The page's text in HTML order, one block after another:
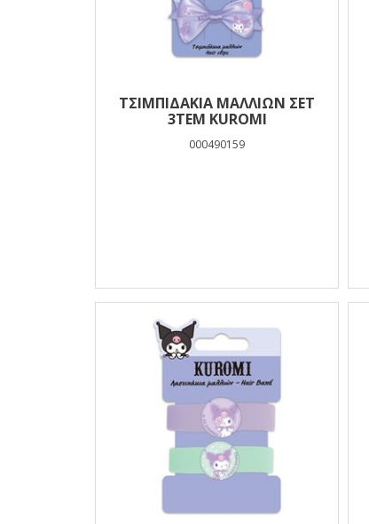
ΤΣΙΜΠΙΔΑΚΙΑ ΜΑΛΛΙΩΝ ΣΕΤ
3ΤΕΜ KUROMI
000490159